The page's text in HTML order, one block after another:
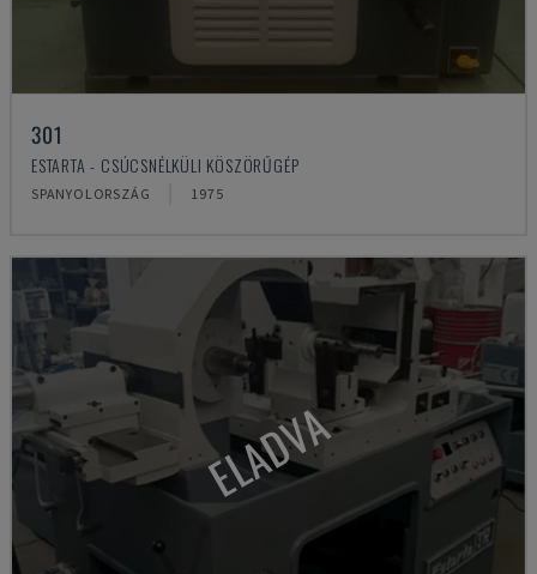
301
ESTARTA - CSÚCSNÉLKÜLI KÖSZÖRŰGÉP
SPANYOLORSZÁG 1975
ELADVA